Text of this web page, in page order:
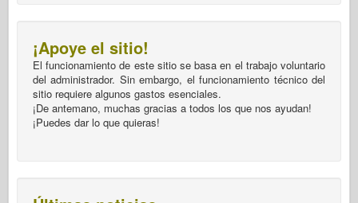
¡Apoye el sitio!
El funcionamiento de este sitio se basa en el trabajo voluntario
del administrador. Sin embargo, el funcionamiento técnico del
sitio requiere algunos gastos esenciales.
¡De antemano, muchas gracias a todos los que nos ayudan!
¡Puedes dar lo que quieras!